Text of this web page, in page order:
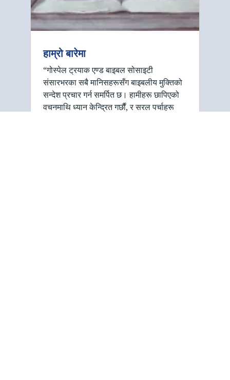
हाम्रो बारेमा
“गोस्पेल ट्रयाक एण्ड बाइबल सोसाइटी
संसारभरका सबै मानिसहरूसँग बाइबलीय मुक्तिको
सन्देश प्रचार गर्न समर्पित छ। हामीहरू छापिएको
वचनमाथि ध्यान केन्द्रित गर्छौं, र सरल पर्चाहरू